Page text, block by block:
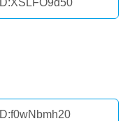
ID:f0wNbmh20